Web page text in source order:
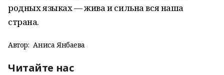
родных языках — жива и сильна вся наша
страна.
Автор: Аниса Янбаева
Читайте нас